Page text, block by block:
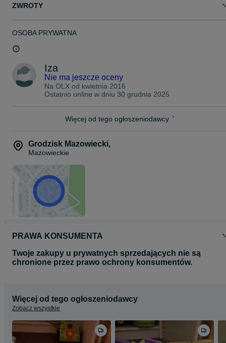
ZWROTY
OSOBA PRYWATNA
Iza
Nie ma jeszcze oceny
Na OLX od kwietnia 2016
Ostatnio online w dniu 30 grudnia 2025
Więcej od tego ogłoszeniodawcy
Grodzisk Mazowiecki,
Mazowieckie
PRAWA KONSUMENTA
Twoje zakupy u prywatnych sprzedających nie są
chronione przez prawo ochrony konsumentów.
Więcej od tego ogłoszeniodawcy
Zobacz wszystkie